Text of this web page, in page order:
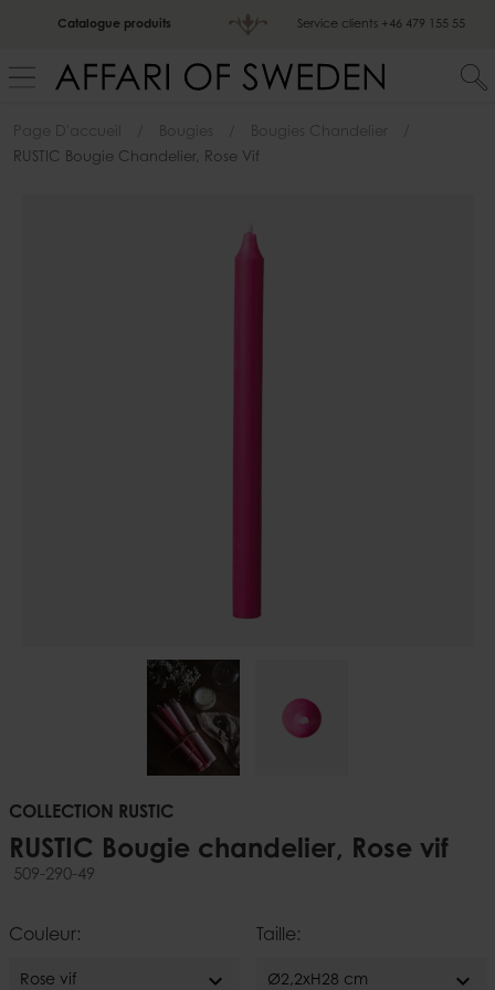
Catalogue produits Service clients +46 479 155 55
Page D'accueil Bougies
Bougies Chandelier
RUSTIC Bougie Chandelier, Rose Vif
COLLECTION RUSTIC
RUSTIC Bougie chandelier, Rose vif
509-290-49
Couleur:
Rose vif expand_more
Taille:
Ø2,2xH28 cm expand_more